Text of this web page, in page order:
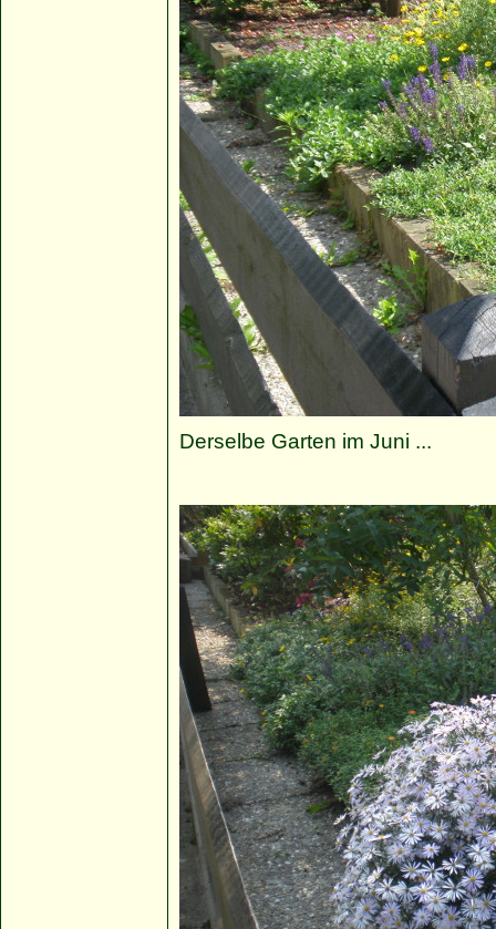
Derselbe Garten im Juni ...